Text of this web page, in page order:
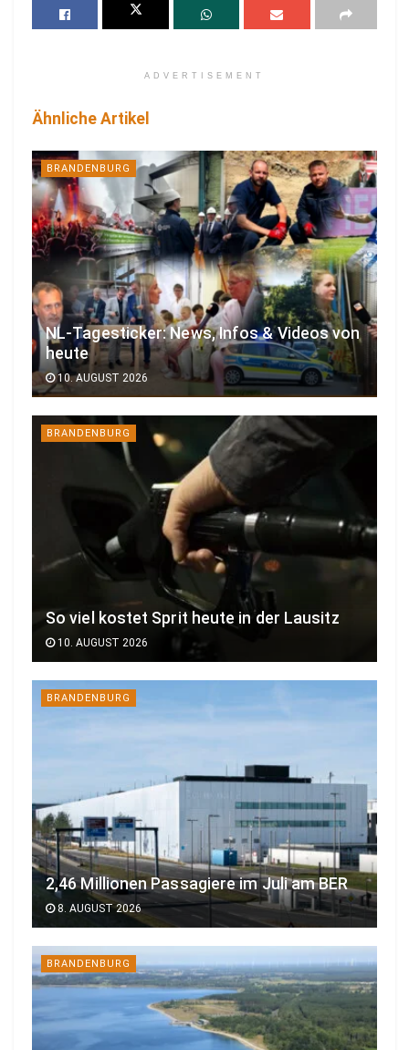
ADVERTISEMENT
Ähnliche Artikel
BRANDENBURG
NL-Tagesticker: News, Infos & Videos von
heute
10. AUGUST 2026
BRANDENBURG
So viel kostet Sprit heute in der Lausitz
10. AUGUST 2026
BRANDENBURG
2,46 Millionen Passagiere im Juli am BER
8. AUGUST 2026
BRANDENBURG